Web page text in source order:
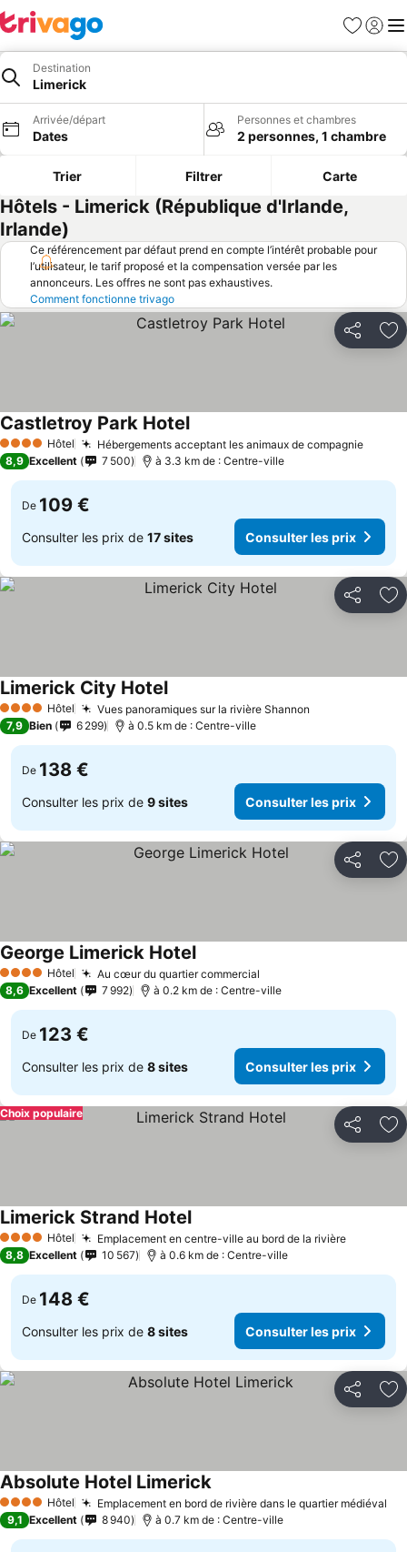
Favoris
Se
Destination
Limerick
Arrivée/départ
Dates
Personnes et chambres
2 personnes, 1 chambre
Trier Filtrer Carte
Hôtels - Limerick (République d'Irlande,
Irlande)
Ce référencement par défaut prend en compte l’intérêt probable pour
l’utilisateur, le tarif proposé et la compensation versée par les
annonceurs. Les offres ne sont pas exhaustives.
Comment fonctionne trivago
Partager
4 Étoiles Hôtel Hébergements acceptant les animaux de compagnie
Castletroy Park Hotel
8,9 Excellent 7 500 à 3.3 km de : Centre-ville
De 109 €
Consulter les prix de 17 sites Consulter les prix
Partager
4 Étoiles Hôtel Vues panoramiques sur la rivière Shannon
Limerick City Hotel
7,9 Bien 6 299 à 0.5 km de : Centre-ville
De 138 €
Consulter les prix de 9 sites Consulter les prix
Partager
4 Étoiles Hôtel Au cœur du quartier commercial
George Limerick Hotel
8,6 Excellent 7 992 à 0.2 km de : Centre-ville
De 123 €
Consulter les prix de 8 sites Consulter les prix
Partager
Choix populaire
4 Étoiles Hôtel Emplacement en centre-ville au bord de la rivière
Limerick Strand Hotel
8,8 Excellent 10 567 à 0.6 km de : Centre-ville
De 148 €
Consulter les prix de 8 sites Consulter les prix
Partager
4 Étoiles Hôtel Emplacement en bord de rivière dans le quartier médiéval
Absolute Hotel Limerick
9,1 Excellent 8 940 à 0.7 km de : Centre-ville